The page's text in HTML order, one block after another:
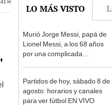
LO MÁS VISTO
Murió Jorge Messi, papá de
Lionel Messi, a los 68 años
por una complicada
Partidos de hoy, sábado 8 de
agosto: horarios y canales
para ver fútbol EN VIVO